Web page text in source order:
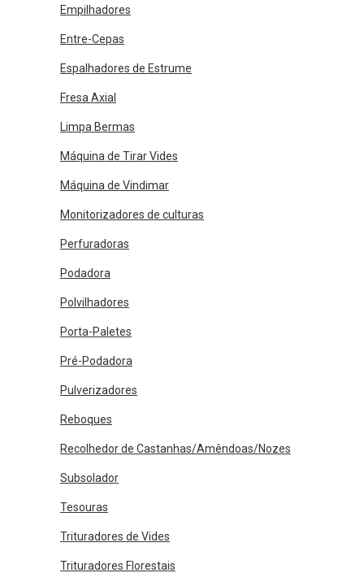
Empilhadores
Entre-Cepas
Espalhadores de Estrume
Fresa Axial
Limpa Bermas
Máquina de Tirar Vides
Máquina de Vindimar
Monitorizadores de culturas
Perfuradoras
Podadora
Polvilhadores
Porta-Paletes
Pré-Podadora
Pulverizadores
Reboques
Recolhedor de Castanhas/Amêndoas/Nozes
Subsolador
Tesouras
Trituradores de Vides
Trituradores Florestais